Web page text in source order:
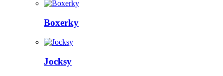
Boxerky
Jocksy